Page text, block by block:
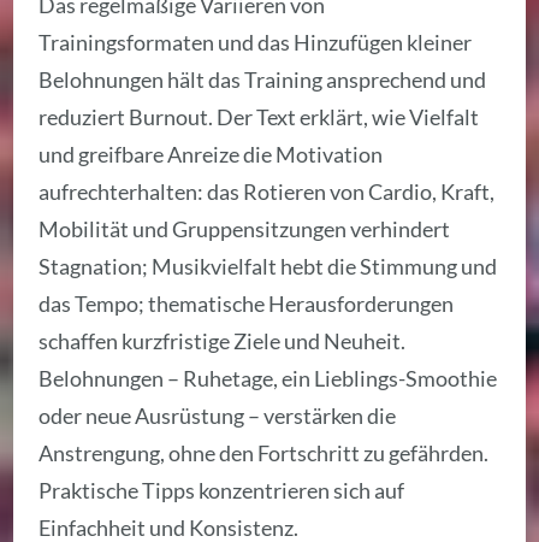
Trainingsformaten und das Hinzufügen kleiner
Belohnungen hält das Training ansprechend und
reduziert Burnout. Der Text erklärt, wie Vielfalt
und greifbare Anreize die Motivation
aufrechterhalten: das Rotieren von Cardio, Kraft,
Mobilität und Gruppensitzungen verhindert
Stagnation; Musikvielfalt hebt die Stimmung und
das Tempo; thematische Herausforderungen
schaffen kurzfristige Ziele und Neuheit.
Belohnungen – Ruhetage, ein Lieblings-Smoothie
oder neue Ausrüstung – verstärken die
Anstrengung, ohne den Fortschritt zu gefährden.
Praktische Tipps konzentrieren sich auf
Einfachheit und Konsistenz.